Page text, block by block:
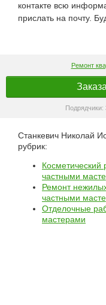
контакте всю
прислать на почту.
Ремонт
Подрядчики:
Станкевич Николай
рубрик:
Косметический
частными
Ремонт
частными
Отделочные
мастерами